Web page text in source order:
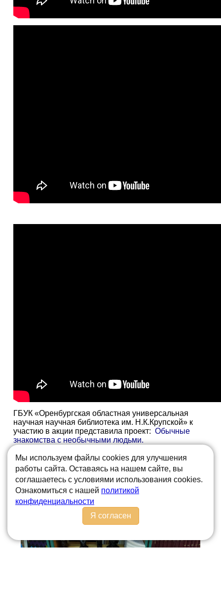
ГБУК «Оренбургская областная универсальная
научная научная библиотека им. Н.К.Крупской» к
участию в акции представила проект: Обычные
знакомства с необычными людьми.
В этот день также были подведены итоги конкурса
на лучшую тактильную рукодельную книгу для
детей с нарушениями зрения«И станут зримыми
незримые миры». Были представлены 4
конкурсные работы – тактильные книги, созданные
библиотекарями города Оренбурга и Асекеевского,
Оренбургского и Ташлинского районов нашей
Мы используем файлы cookies для улучшения
работы сайта. Оставаясь на нашем сайте, вы
соглашаетесь с условиями использования cookies.
Ознакомиться с нашей политикой
конфиденциальности
Я согласен